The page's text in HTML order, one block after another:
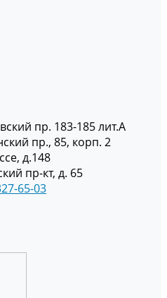
пр. 183-185 лит.А
пр., 85, корп. 2
д.148
пр-кт, д. 65
65-03